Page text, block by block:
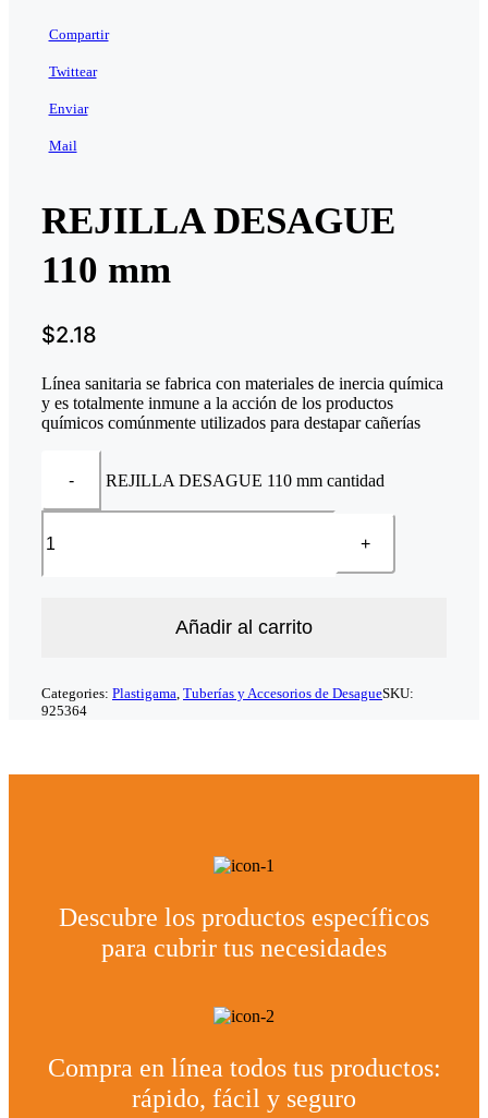
Compartir
Twittear
Enviar
Mail
REJILLA DESAGUE
110 mm
$2.18
Línea sanitaria se fabrica con materiales de inercia química
y es totalmente inmune a la acción de los productos
químicos comúnmente utilizados para destapar cañerías
REJILLA DESAGUE 110 mm cantidad
Añadir al carrito
Categories: Plastigama, Tuberías y Accesorios de DesagueSKU:
925364
Descubre los productos específicos
para cubrir tus necesidades
Compra en línea todos tus productos:
rápido, fácil y seguro